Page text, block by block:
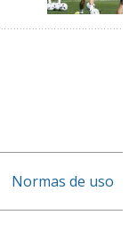
Normas de uso